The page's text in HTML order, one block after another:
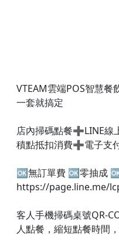
VTEAM雲端POS智慧餐
一套就搞定
店內掃碼點餐➕LINE
積點抵扣消費➕電子支
🆗無訂單費 🆗零抽成
https://page.line.me/
客人手機掃碼桌號QR-
人點餐，縮短點餐時間